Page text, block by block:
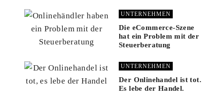
UNTERNEHMEN
Die eCommerce-Szene
hat ein Problem mit der
Steuerberatung
UNTERNEHMEN
Der Onlinehandel ist tot.
Es lebe der Handel.